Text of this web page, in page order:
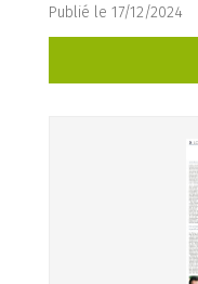
Publié le 17/12/2024